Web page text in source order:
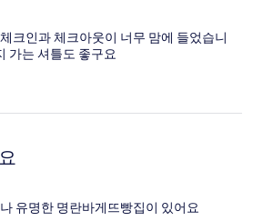
크인과 체크아웃이 너무 맘에 들었습니
가는 셔틀도 좋구요
유명한 명란바게뜨빵집이 있어요